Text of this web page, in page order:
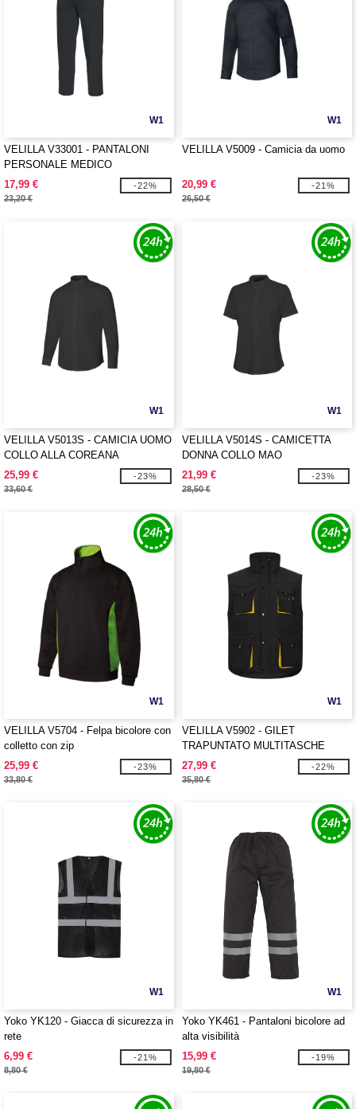
W1
VELILLA V33001 - PANTALONI
PERSONALE MEDICO
17,99 €
23,20 €
-22%
W1
VELILLA V5009 - Camicia da uomo
20,99 €
26,50 €
-21%
W1
VELILLA V5013S - CAMICIA UOMO
COLLO ALLA COREANA
25,99 €
33,60 €
-23%
W1
VELILLA V5014S - CAMICETTA
DONNA COLLO MAO
21,99 €
28,50 €
-23%
W1
VELILLA V5704 - Felpa bicolore con
colletto con zip
25,99 €
33,80 €
-23%
W1
VELILLA V5902 - GILET
TRAPUNTATO MULTITASCHE
BICOLORE
27,99 €
35,80 €
-22%
W1
Yoko YK120 - Giacca di sicurezza in
rete
6,99 €
8,80 €
-21%
W1
Yoko YK461 - Pantaloni bicolore ad
alta visibilità
15,99 €
19,80 €
-19%